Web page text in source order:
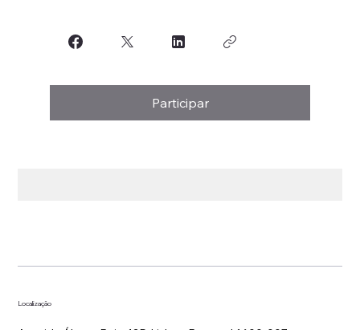
Participar
Localização